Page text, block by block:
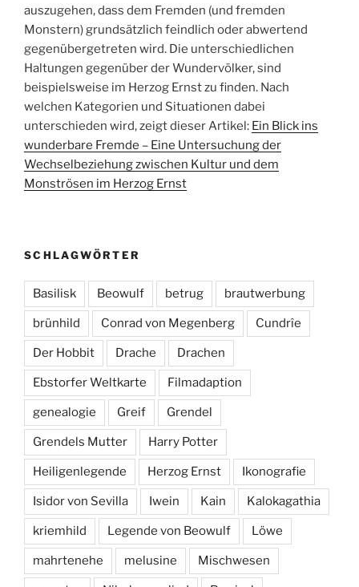
auszugehen, dass dem Fremden (und fremden
Monstern) grundsätzlich feindlich oder abwertend
gegenübergetreten wird. Die unterschiedlichen
Haltungen gegenüber der Wundervölker, sind
beispielsweise im Herzog Ernst zu finden. Nach
welchen Kategorien und Situationen dabei
unterschieden wird, zeigt dieser Artikel: Ein Blick ins
wunderbare Fremde – Eine Untersuchung der
Wechselbeziehung zwischen Kultur und dem
Monströsen im Herzog Ernst
SCHLAGWÖRTER
Basilisk Beowulf betrug brautwerbung
brünhild Conrad von Megenberg Cundrîe
Der Hobbit Drache Drachen
Ebstorfer Weltkarte Filmadaption
genealogie Greif Grendel
Grendels Mutter Harry Potter
Heiligenlegende Herzog Ernst Ikonografie
Isidor von Sevilla Iwein Kain Kalokagathia
kriemhild Legende von Beowulf Löwe
mahrtenehe melusine Mischwesen